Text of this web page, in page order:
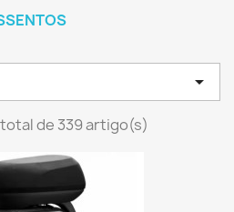

de 339 artigo(s)